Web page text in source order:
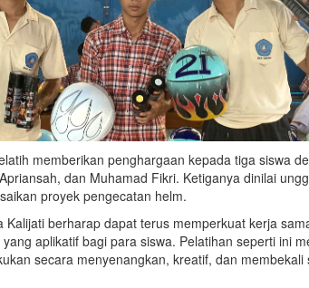
memberikan penghargaan kepada tiga siswa
dan Muhamad Fikri. Ketiganya dinilai
proyek pengecatan helm.
Kalijati berharap dapat terus memperkuat kerja
aplikatif bagi para siswa. Pelatihan seperti ini
secara menyenangkan, kreatif, dan